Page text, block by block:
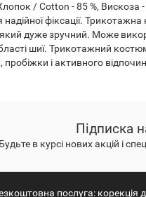
/ Cotton - 85 %, Вискоза
фіксації.
дуже зручний. Може
шиї. Трикотажний
пробіжки і активного
Підписка
Будьте в курсі нових акцій і
послуга: корекція